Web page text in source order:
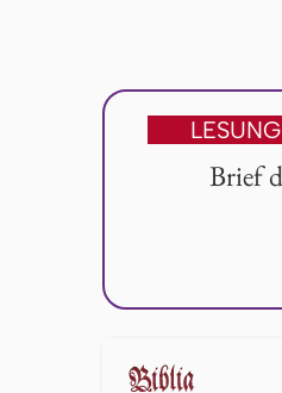
Brief